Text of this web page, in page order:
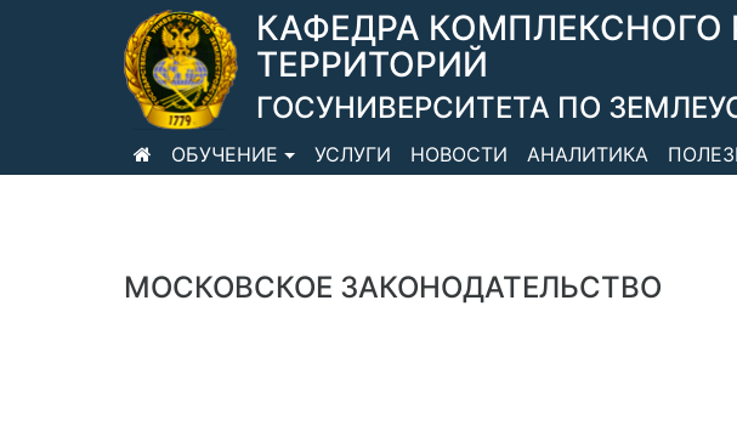
КАФЕДРА КОМПЛЕКСНОГО
ТЕРРИТОРИЙ
ГОСУНИВЕРСИТЕТА ПО
ОБУЧЕНИЕ УСЛУГИ НОВОСТИ АНАЛИТИКА
МОСКОВСКОЕ ЗАКОНОДАТЕЛЬСТВО